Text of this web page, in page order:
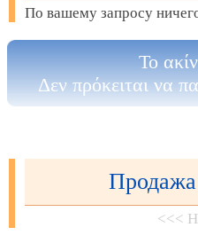
По вашему запросу
Το
Δεν πρόκειται να
<<<